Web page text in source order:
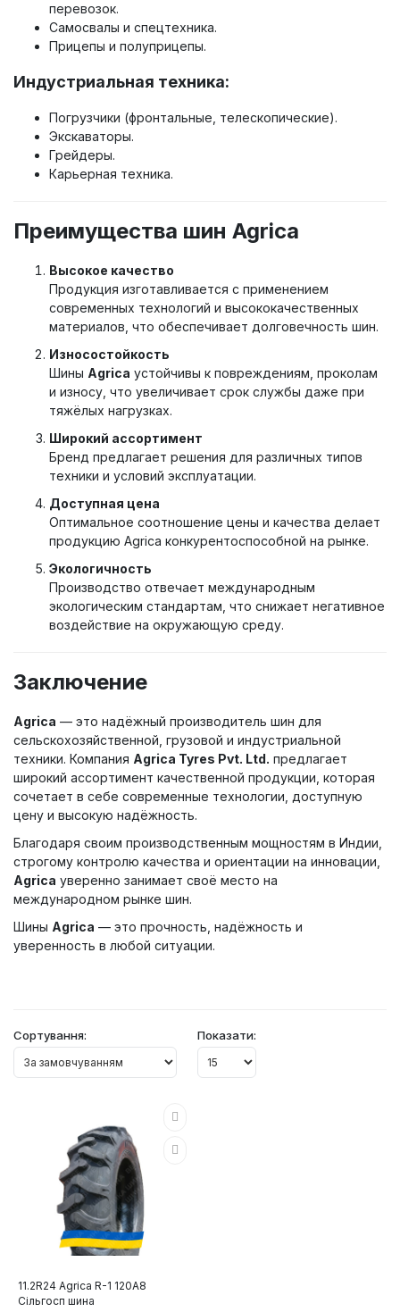
перевозок.
Самосвалы и спецтехника.
Прицепы и полуприцепы.
Индустриальная техника:
Погрузчики (фронтальные, телескопические).
Экскаваторы.
Грейдеры.
Карьерная техника.
Преимущества шин Agrica
Высокое качество
Продукция изготавливается с применением
современных технологий и высококачественных
материалов, что обеспечивает долговечность шин.
Износостойкость
Шины Agrica устойчивы к повреждениям, проколам
и износу, что увеличивает срок службы даже при
тяжёлых нагрузках.
Широкий ассортимент
Бренд предлагает решения для различных типов
техники и условий эксплуатации.
Доступная цена
Оптимальное соотношение цены и качества делает
продукцию Agrica конкурентоспособной на рынке.
Экологичность
Производство отвечает международным
экологическим стандартам, что снижает негативное
воздействие на окружающую среду.
Заключение
Agrica — это надёжный производитель шин для
сельскохозяйственной, грузовой и индустриальной
техники. Компания Agrica Tyres Pvt. Ltd. предлагает
широкий ассортимент качественной продукции, которая
сочетает в себе современные технологии, доступную
цену и высокую надёжность.
Благодаря своим производственным мощностям в Индии,
строгому контролю качества и ориентации на инновации,
Agrica уверенно занимает своё место на
международном рынке шин.
Шины Agrica — это прочность, надёжность и
уверенность в любой ситуации.
Сортування: Показати:
11.2R24 Agrica R-1 120A8
Сільгосп шина